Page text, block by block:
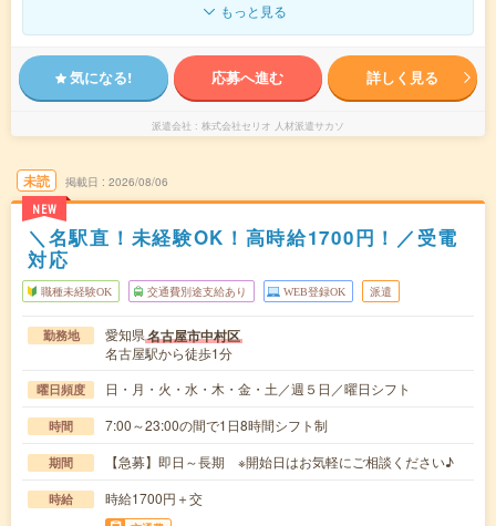
もっと見る
気になる! 応募へ進む 詳しく見る
派遣会社 株式会社セリオ 人材派遣サカソ
未読
NEW
掲載日 2026/08/06
＼名駅直！未経験OK！高時給1700円！／受電
対応
職種未経験OK 交通費別途支給あり WEB登録OK 派遣
勤務地 愛知県名古屋市中村区
名古屋駅から徒歩1分
曜日頻度 日・月・火・水・木・金・土／週５日／曜日シフト
時間 7:00～23:00の間で1日8時間シフト制
期間 【急募】即日～長期 ※開始日はお気軽にご相談ください♪
時給 時給1700円＋交